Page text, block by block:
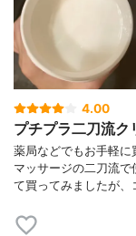
4.00
プチプラ二刀流ク
薬局などでもお手軽に
マッサージの二刀流
て買ってみましたが